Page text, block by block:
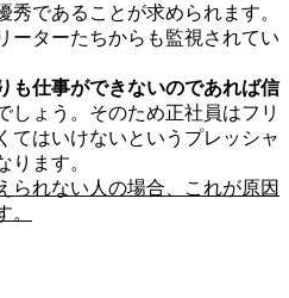
であることが求められます。
ーターたちからも監視されてい
も仕事ができないのであれば信
しょう。そのため正社員はフリ
てはいけないというプレッシャ
ります。
られない人の場合、これが原因
。